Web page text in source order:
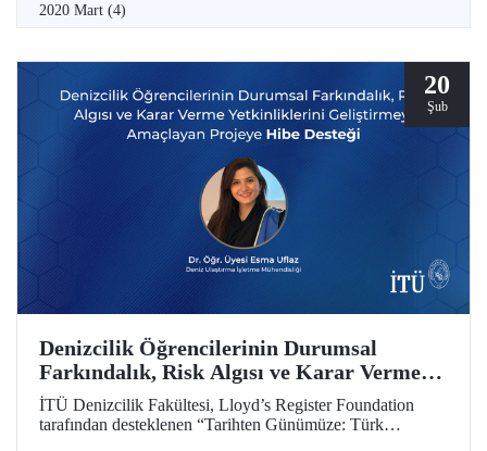
2020 Mart (4)
20
Şub
Denizcilik Öğrencilerinin Durumsal
Farkındalık, Risk Algısı ve Karar Verme
Yetkinliklerini Geliştirmeyi Amaçlayan
Projeye Hibe Desteği
İTÜ Denizcilik Fakültesi, Lloyd’s Register Foundation
tarafından desteklenen “Tarihten Günümüze: Türk